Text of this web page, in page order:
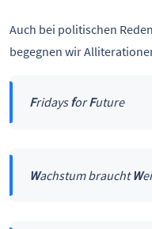
Auch bei politischen
begegnen wir
FridaysforFuture
Wachstum brauchtW